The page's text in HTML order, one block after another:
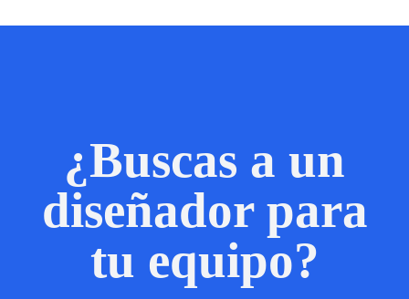
¿Buscas a un
diseñador para
tu equipo?